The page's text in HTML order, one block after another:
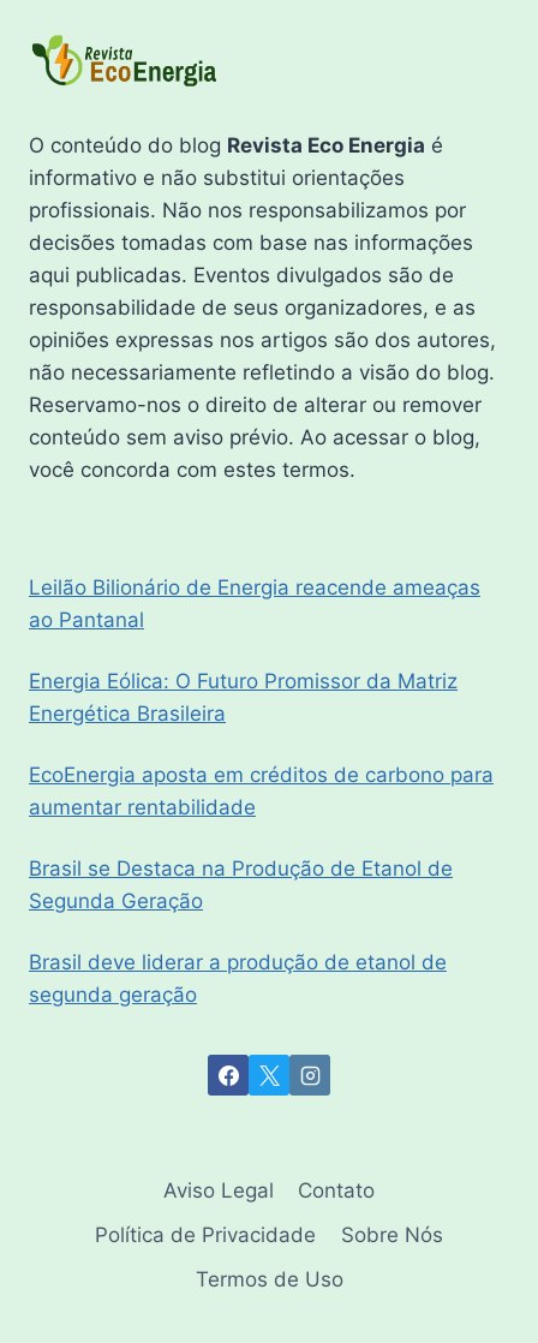
O conteúdo do blog Revista Eco Energia é
informativo e não substitui orientações
profissionais. Não nos responsabilizamos por
decisões tomadas com base nas informações
aqui publicadas. Eventos divulgados são de
responsabilidade de seus organizadores, e as
opiniões expressas nos artigos são dos autores,
não necessariamente refletindo a visão do blog.
Reservamo-nos o direito de alterar ou remover
conteúdo sem aviso prévio. Ao acessar o blog,
você concorda com estes termos.
Leilão Bilionário de Energia reacende ameaças
ao Pantanal
Energia Eólica: O Futuro Promissor da Matriz
Energética Brasileira
EcoEnergia aposta em créditos de carbono para
aumentar rentabilidade
Brasil se Destaca na Produção de Etanol de
Segunda Geração
Brasil deve liderar a produção de etanol de
segunda geração
Aviso Legal
Contato
Política de Privacidade
Sobre Nós
Termos de Uso